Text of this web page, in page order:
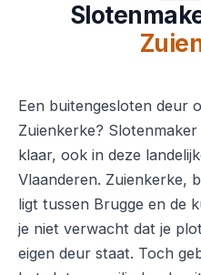
Een buitengesloten deur
Zuienkerke?
klaar, ook in deze
Vlaanderen. Zuienkerke,
ligt tussen Brugge en de
je niet verwacht dat je
eigen deur staat. Toch